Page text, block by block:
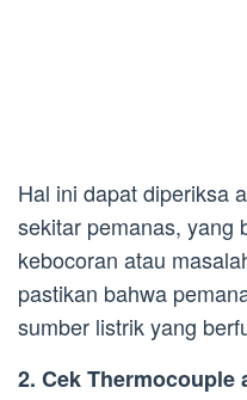
Hal ini dapat diperiksa
sekitar pemanas, yang
kebocoran atau
pastikan bahwa
sumber listrik yang
2. Cek Thermocouple